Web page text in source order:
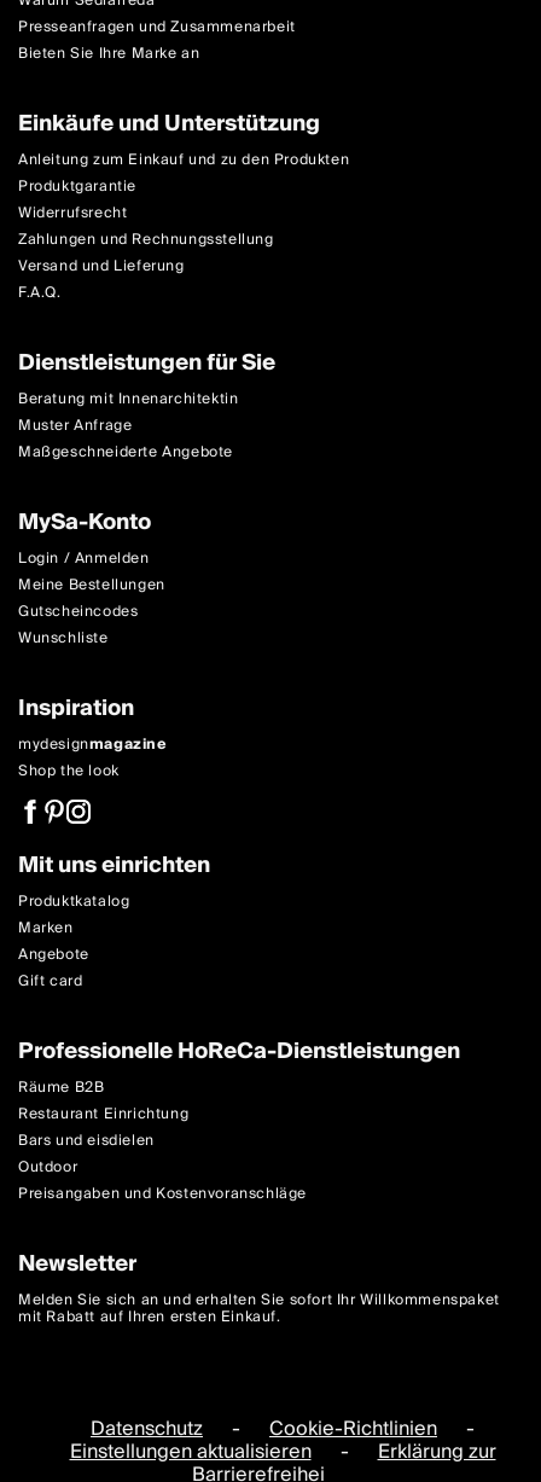
Presseanfragen und Zusammenarbeit
Bieten Sie Ihre Marke an
Einkäufe und Unterstützung
Anleitung zum Einkauf und zu den Produkten
Produktgarantie
Widerrufsrecht
Zahlungen und Rechnungsstellung
Versand und Lieferung
F.A.Q.
Dienstleistungen für Sie
Beratung mit Innenarchitektin
Muster Anfrage
Maßgeschneiderte Angebote
MySa-Konto
Login / Anmelden
Meine Bestellungen
Gutscheincodes
Wunschliste
Inspiration
mydesignmagazine
Shop the look
Mit uns einrichten
Produktkatalog
Marken
Angebote
Gift card
Professionelle HoReCa-Dienstleistungen
Räume B2B
Restaurant Einrichtung
Bars und eisdielen
Outdoor
Preisangaben und Kostenvoranschläge
Newsletter
Melden Sie sich an und erhalten Sie sofort Ihr Willkommenspaket
mit Rabatt auf Ihren ersten Einkauf.
Datenschutz - Cookie-Richtlinien -
Einstellungen aktualisieren - Erklärung zur
Barrierefreihei